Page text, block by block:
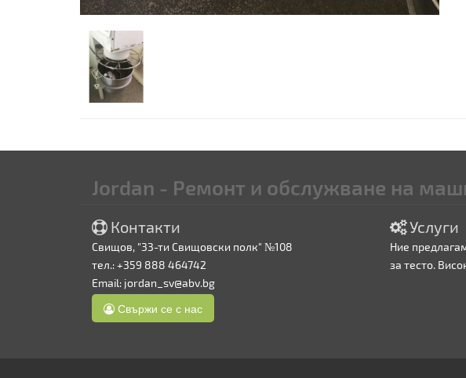
Jordan - Ремонт и обслужване на
Контакти
Свищов, "33-ти Свищовски полк" №108
тел.: +359 888 464742
Email: jordan_sv@abv.bg
Свържи се с нас
Услуги
Ние
за тесто.